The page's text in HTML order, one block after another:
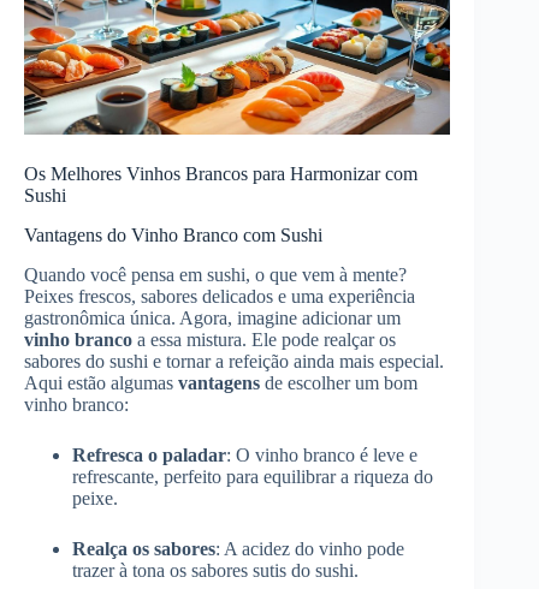
Os Melhores Vinhos Brancos para Harmonizar com
Sushi
Vantagens do Vinho Branco com Sushi
Quando você pensa em sushi, o que vem à mente?
Peixes frescos, sabores delicados e uma experiência
gastronômica única. Agora, imagine adicionar um
vinho branco a essa mistura. Ele pode realçar os
sabores do sushi e tornar a refeição ainda mais especial.
Aqui estão algumas vantagens de escolher um bom
vinho branco:
Refresca o paladar: O vinho branco é leve e
refrescante, perfeito para equilibrar a riqueza do
peixe.
Realça os sabores: A acidez do vinho pode
trazer à tona os sabores sutis do sushi.